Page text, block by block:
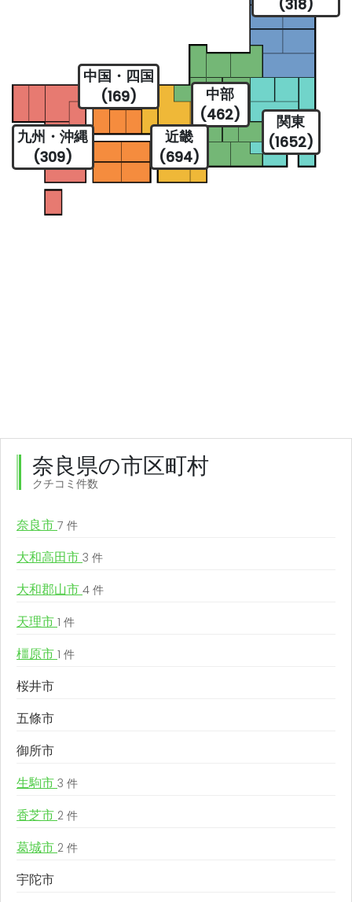
(318)
関東
(1652)
中部
(462)
近畿
(694)
中国・四国
(169)
九州・沖縄
(309)
奈良県の市区町村
クチコミ件数
奈良市 7 件
大和高田市 3 件
大和郡山市 4 件
天理市 1 件
橿原市 1 件
桜井市
五條市
御所市
生駒市 3 件
香芝市 2 件
葛城市 2 件
宇陀市